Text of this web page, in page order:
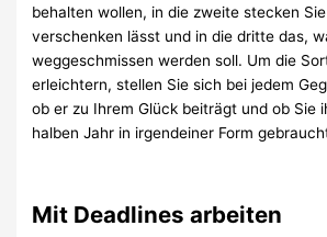
behalten wollen, in die zweite stecken
verschenken lässt und in die dritte das,
weggeschmissen werden soll. Um die
erleichtern, stellen Sie sich bei jedem
ob er zu Ihrem Glück beiträgt und ob Sie
halben Jahr in irgendeiner Form
Mit Deadlines arbeiten